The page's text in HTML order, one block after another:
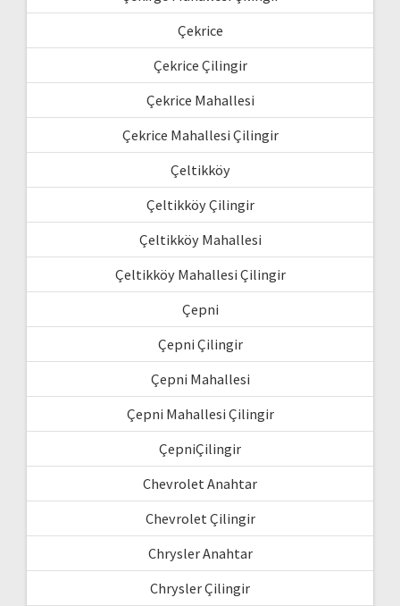
Çekrice
Çekrice Çilingir
Çekrice Mahallesi
Çekrice Mahallesi Çilingir
Çeltikköy
Çeltikköy Çilingir
Çeltikköy Mahallesi
Çeltikköy Mahallesi Çilingir
Çepni
Çepni Çilingir
Çepni Mahallesi
Çepni Mahallesi Çilingir
ÇepniÇilingir
Chevrolet Anahtar
Chevrolet Çilingir
Chrysler Anahtar
Chrysler Çilingir